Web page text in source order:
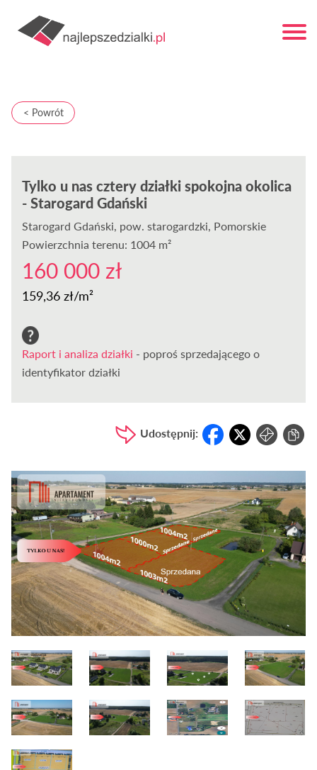
< Powrót
Tylko u nas cztery działki spokojna okolica
- Starogard Gdański
Starogard Gdański, pow. starogardzki, Pomorskie
Powierzchnia terenu: 1004 m²
160 000 zł
159,36 zł/m²
Raport i analiza działki - poproś sprzedającego o
identyfikator działki
Udostępnij: